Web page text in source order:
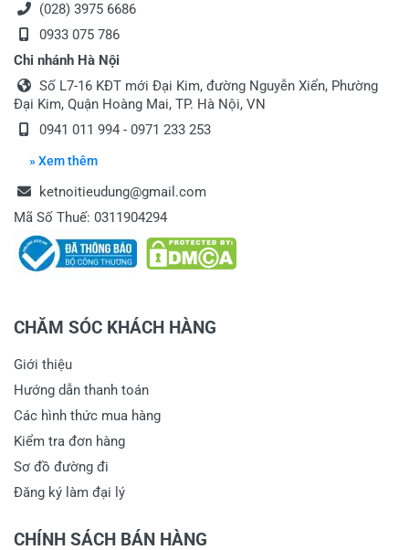
(028) 3975 6686
0933 075 786
Chi nhánh Hà Nội
Số L7-16 KĐT mới Đại Kim, đường Nguyễn Xiển, Phường
Đại Kim, Quận Hoàng Mai, TP. Hà Nội, VN
0941 011 994 - 0971 233 253
» Xem thêm
ketnoitieudung@gmail.com
Mã Số Thuế: 0311904294
CHĂM SÓC KHÁCH HÀNG
Giới thiệu
Hướng dẫn thanh toán
Các hình thức mua hàng
Kiểm tra đơn hàng
Sơ đồ đường đi
Đăng ký làm đại lý
CHÍNH SÁCH BÁN HÀNG